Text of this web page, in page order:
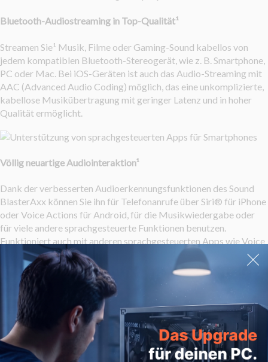
Bluetooth-Audiostreaming in Top-Qualität¹
Streamen Sie¹ Musik, Filme oder Gaming-Sound kabellos von
jedem kompatiblen Bluetooth-Stereogerät, wie z. B. Smartphone,
PC oder Mac. Bei iOS-Geräten ist auch das Audio-Streaming mit
AAC (Advanced Audio Coding) möglich, das eine unkomplizierte,
kabellose Musikübertragung mit geringer Latenz und in hoher
Qualität ermöglicht.
Völlig neuartige Audiointeraktion¹
Dank der verbesserten Audioerkennungsfunktionen des Sound
BlasterAxx können Sie ihn für Telefonanrufe über Siri® für iPhone
oder Voice Actions für Android, für die Musikwiedergabe oder
für viele andere sprachgesteuerte Funktionen benutzen.
Funktioniert auch mit anderen sprachgesteuerten Apps wie Voice
Assist™ oder Vlingo®.
Sound BlasterAxx
SBX 20
Sound BlasterAxx
▶